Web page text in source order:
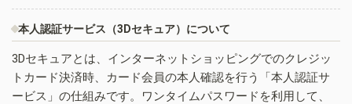
本人認証サービス（3Dセキュア）について
3Dセキュアとは、インターネットショッピングでのクレジッ
トカード決済時、カード会員の本人確認を行う「本人認証サ
ービス」の仕組みです。ワンタイムパスワードを利用して、